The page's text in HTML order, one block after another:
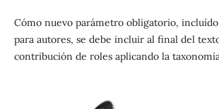
Cómo nuevo parámetro obligatorio,
para autores, se debe incluir al final del
contribución de roles aplicando la